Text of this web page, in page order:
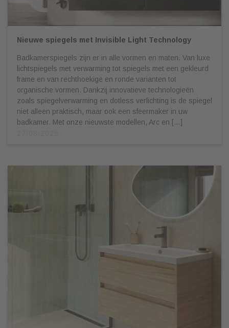
Nieuwe spiegels met Invisible Light Technology
Badkamerspiegels zijn er in alle vormen en maten. Van luxe
lichtspiegels met verwarming tot spiegels met een gekleurd
frame en van rechthoekige en ronde varianten tot
organische vormen. Dankzij innovatieve technologieën
zoals spiegelverwarming en dotless verlichting is de spiegel
niet alleen praktisch, maar ook een sfeermaker in uw
badkamer. Met onze nieuwste modellen, Arc en […]